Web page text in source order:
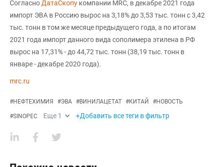
Согласно ДатаСкопу компании MRC, в декабре 2021 года
импорт ЭВА в Россию вырос на 3,18% до 3,53 тыс. тонн с 3,42
тыс. тонн в том же месяце предыдущего года, а по итогам
2021 года импорт данного вида сополимера этилена в РФ
вырос на 17,31% - до 44,72 тыс. тонн (38,19 тыс. тонн в
январе - декабре 2020 года).
mrc.ru
#НЕФТЕХИМИЯ #ЭВА #ВИНИЛАЦЕТАТ #КИТАЙ #НОВОСТЬ
#SINOPEC Еще 1 +Добавить все теги в фильтр